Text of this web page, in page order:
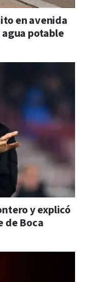
en avenida
potable
y explicó
de Boca